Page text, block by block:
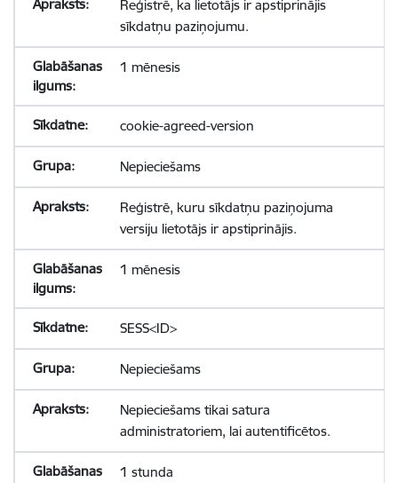
Reģistrē, ka lietotājs ir apstiprinājis
sīkdatņu paziņojumu.
1 mēnesis
cookie-agreed-version
Nepieciešams
Reģistrē, kuru sīkdatņu paziņojuma
versiju lietotājs ir apstiprinājis.
1 mēnesis
SESS<ID>
Nepieciešams
Nepieciešams tikai satura
administratoriem, lai autentificētos.
1 stunda